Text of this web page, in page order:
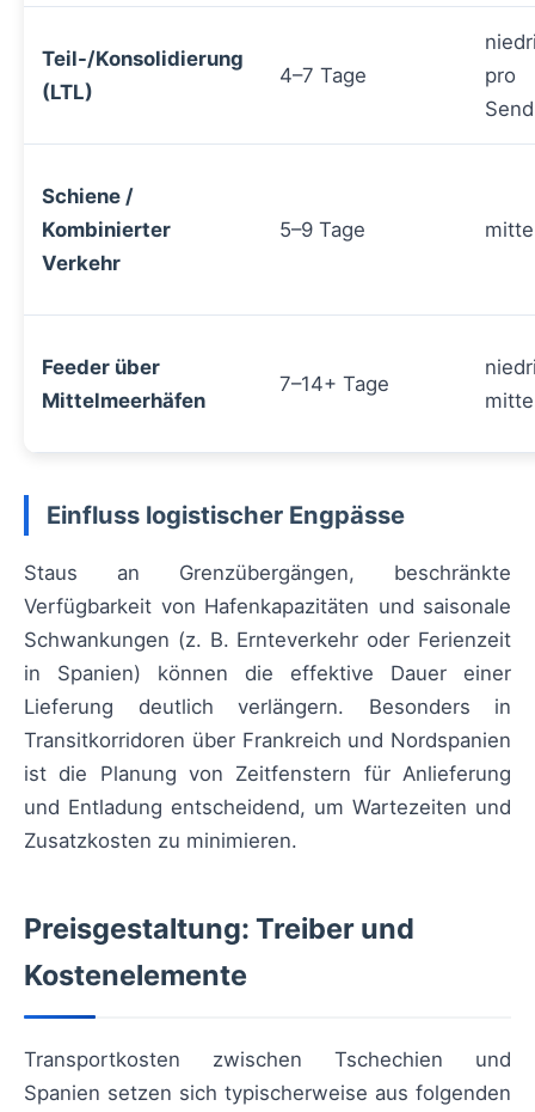
Teil-/Konsolidierung
(LTL)
4–7 Tage
pro
Schiene /
Kombinierter
Verkehr
5–9 Tage
Feeder über
Mittelmeerhäfen
7–14+ Tage
Einfluss logistischer Engpässe
Staus an Grenzübergängen, beschränkte
Verfügbarkeit von Hafenkapazitäten und saisonale
Schwankungen (z. B. Ernteverkehr oder Ferienzeit
in Spanien) können die effektive Dauer einer
Lieferung deutlich verlängern. Besonders in
Transitkorridoren über Frankreich und Nordspanien
ist die Planung von Zeitfenstern für Anlieferung
und Entladung entscheidend, um Wartezeiten und
Zusatzkosten zu minimieren.
Preisgestaltung: Treiber und
Kostenelemente
Transportkosten zwischen Tschechien und
Spanien setzen sich typischerweise aus folgenden